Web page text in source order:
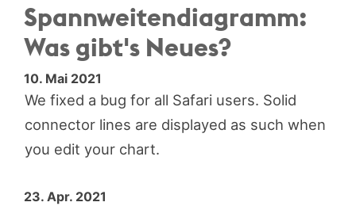
Spannweiten­diagramm:
Was gibt's Neues?
10. Mai 2021
We fixed a bug for all Safari users. Solid
connector lines are displayed as such when
you edit your chart.
23. Apr. 2021